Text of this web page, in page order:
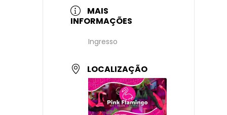
MAIS
INFORMAÇÕES
Ingresso
LOCALIZAÇÃO